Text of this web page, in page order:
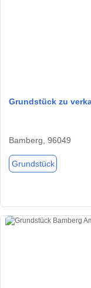
Grundstück zu
Bamberg, 96049
Grundstück